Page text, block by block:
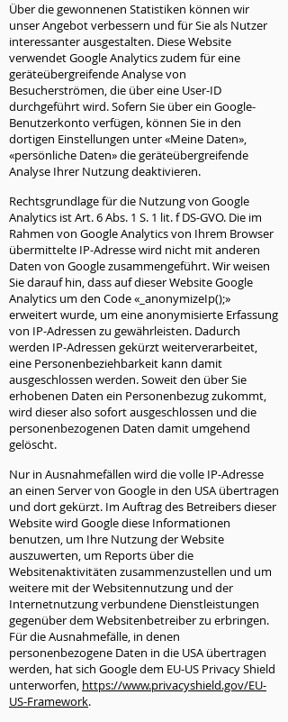
Über die gewonnenen Statistiken können wir
unser Angebot verbessern und für Sie als Nutzer
interessanter ausgestalten. Diese Website
verwendet Google Analytics zudem für eine
geräteübergreifende Analyse von
Besucherströmen, die über eine User-ID
durchgeführt wird. Sofern Sie über ein Google-
Benutzerkonto verfügen, können Sie in den
dortigen Einstellungen unter «Meine Daten»,
«persönliche Daten» die geräteübergreifende
Analyse Ihrer Nutzung deaktivieren.
Rechtsgrundlage für die Nutzung von Google
Analytics ist Art. 6 Abs. 1 S. 1 lit. f DS-GVO. Die im
Rahmen von Google Analytics von Ihrem Browser
übermittelte IP-Adresse wird nicht mit anderen
Daten von Google zusammengeführt. Wir weisen
Sie darauf hin, dass auf dieser Website Google
Analytics um den Code «_anonymizeIp();»
erweitert wurde, um eine anonymisierte Erfassung
von IP-Adressen zu gewährleisten. Dadurch
werden IP-Adressen gekürzt weiterverarbeitet,
eine Personenbeziehbarkeit kann damit
ausgeschlossen werden. Soweit den über Sie
erhobenen Daten ein Personenbezug zukommt,
wird dieser also sofort ausgeschlossen und die
personenbezogenen Daten damit umgehend
gelöscht.
Nur in Ausnahmefällen wird die volle IP-Adresse
an einen Server von Google in den USA übertragen
und dort gekürzt. Im Auftrag des Betreibers dieser
Website wird Google diese Informationen
benutzen, um Ihre Nutzung der Website
auszuwerten, um Reports über die
Websitenaktivitäten zusammenzustellen und um
weitere mit der Websitennutzung und der
Internetnutzung verbundene Dienstleistungen
gegenüber dem Websitenbetreiber zu erbringen.
Für die Ausnahmefälle, in denen
personenbezogene Daten in die USA übertragen
werden, hat sich Google dem EU-US Privacy Shield
unterworfen, https://www.privacyshield.gov/EU-
US-Framework.